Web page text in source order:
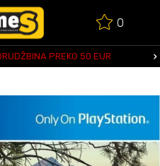
0
PREKO 50 EUR